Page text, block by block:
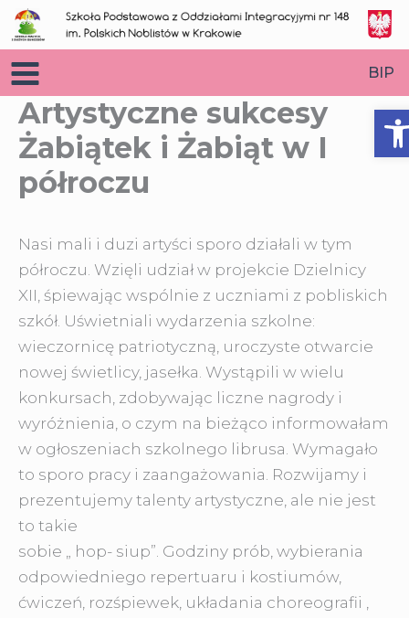
Przejdź
do
treści
BIP
Artystyczne sukcesy
Żabiątek i Żabiąt w I
półroczu
Nasi mali i duzi artyści sporo działali w tym
półroczu. Wzięli udział w projekcie Dzielnicy
XII, śpiewając wspólnie z uczniami z pobliskich
szkół. Uświetniali wydarzenia szkolne:
wieczornicę patriotyczną, uroczyste otwarcie
nowej świetlicy, jasełka. Wystąpili w wielu
konkursach, zdobywając liczne nagrody i
wyróżnienia, o czym na bieżąco informowałam
w ogłoszeniach szkolnego librusa. Wymagało
to sporo pracy i zaangażowania. Rozwijamy i
prezentujemy talenty artystyczne, ale nie jest
to takie
sobie „ hop- siup”. Godziny prób, wybierania
odpowiedniego repertuaru i kostiumów,
ćwiczeń, rozśpiewek, układania choreografii ,